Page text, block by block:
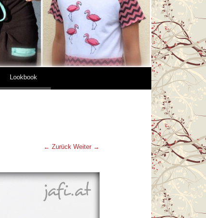
Lookbook
← Zurück Weiter →